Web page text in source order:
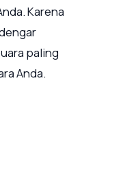
Karena
paling
Anda.